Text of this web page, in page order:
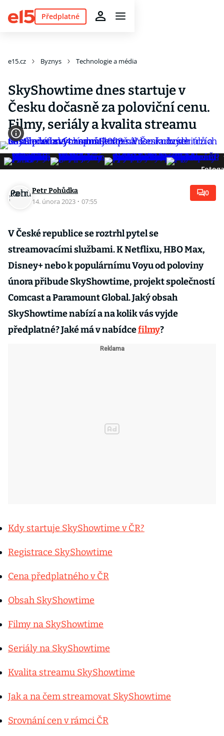
Předplatné
e15.cz Byznys Technologie a média
SkyShowtime dnes startuje v
Česku dočasně za poloviční cenu.
Filmy, seriály a kvalita streamu
Petr Pohůdka
14. února 2023 · 07:55
0
V České republice se roztrhl pytel se
streamovacími službami. K Netflixu, HBO Max,
Disney+ nebo k populárnímu Voyu od poloviny
února přibude SkyShowtime, projekt společností
Comcast a Paramount Global. Jaký obsah
SkyShowtime nabízí a na kolik vás vyjde
předplatné? Jaké má v nabídcefilmy?
Kdy startuje SkyShowtime v ČR?
Registrace SkyShowtime
Cena předplatného v ČR
Obsah SkyShowtime
Filmy na SkyShowtime
Seriály na SkyShowtime
Kvalita streamu SkyShowtime
Jak a na čem streamovat SkyShowtime
Srovnání cen v rámci ČR